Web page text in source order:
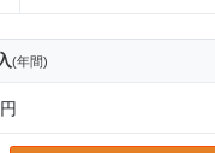
(年間)